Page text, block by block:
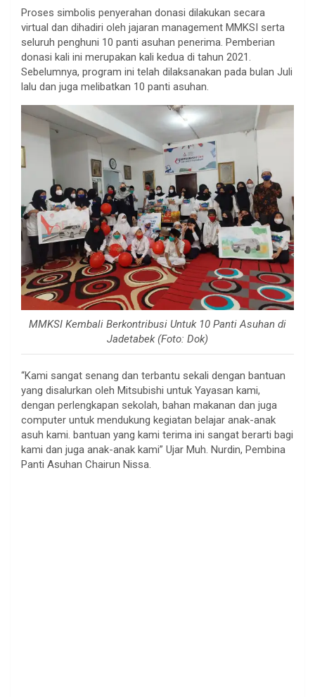
Proses simbolis penyerahan donasi dilakukan secara
virtual dan dihadiri oleh jajaran management MMKSI serta
seluruh penghuni 10 panti asuhan penerima. Pemberian
donasi kali ini merupakan kali kedua di tahun 2021.
Sebelumnya, program ini telah dilaksanakan pada bulan Juli
lalu dan juga melibatkan 10 panti asuhan.
MMKSI Kembali Berkontribusi Untuk 10 Panti Asuhan di
Jadetabek (Foto: Dok)
“Kami sangat senang dan terbantu sekali dengan bantuan
yang disalurkan oleh Mitsubishi untuk Yayasan kami,
dengan perlengkapan sekolah, bahan makanan dan juga
computer untuk mendukung kegiatan belajar anak-anak
asuh kami. bantuan yang kami terima ini sangat berarti bagi
kami dan juga anak-anak kami” Ujar Muh. Nurdin, Pembina
Panti Asuhan Chairun Nissa.